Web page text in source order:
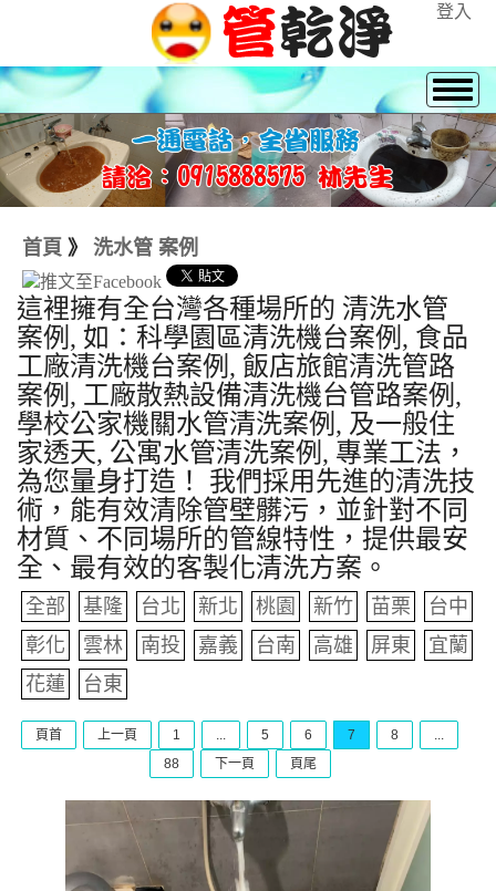
登入
首頁 》 洗水管 案例
這裡擁有全台灣各種場所的 清洗水管
案例, 如：科學園區清洗機台案例, 食品
工廠清洗機台案例, 飯店旅館清洗管路
案例, 工廠散熱設備清洗機台管路案例,
學校公家機關水管清洗案例, 及一般住
家透天, 公寓水管清洗案例, 專業工法，
為您量身打造！ 我們採用先進的清洗技
術，能有效清除管壁髒污，並針對不同
材質、不同場所的管線特性，提供最安
全、最有效的客製化清洗方案。
全部 基隆 台北 新北 桃園 新竹 苗栗
台中
彰化
雲林 南投 嘉義 台南 高雄 屏東
宜蘭
花蓮
台東
頁首 上一頁 1 ... 5 6 7 8
...
88
下一頁 頁尾